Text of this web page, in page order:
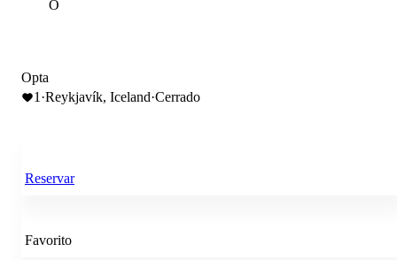
O
Opta
1 ·Reykjavík, Iceland·Cerrado
Reservar
Favorito